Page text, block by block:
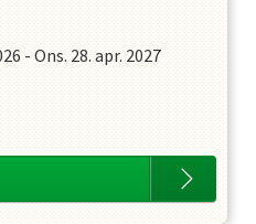
- Ons. 28. apr. 2027